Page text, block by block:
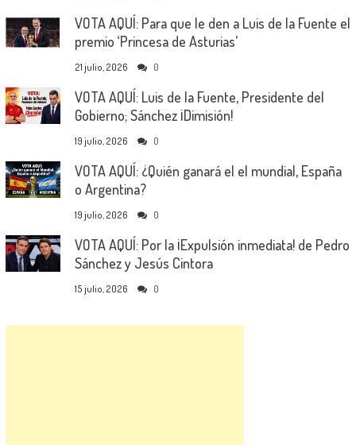
VOTA AQUÍ: Para que le den a Luis de la Fuente el
premio ‘Princesa de Asturias’
21 julio, 2026 0
VOTA AQUÍ: Luis de la Fuente, Presidente del
Gobierno; Sánchez ¡Dimisión!
19 julio, 2026 0
VOTA AQUÍ: ¿Quién ganará el el mundial, España
o Argentina?
19 julio, 2026 0
VOTA AQUÍ: Por la ¡Expulsión inmediata! de Pedro
Sánchez y Jesús Cintora
15 julio, 2026 0